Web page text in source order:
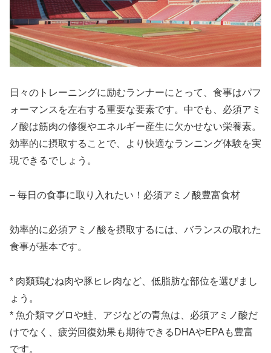
日々のトレーニングに励むランナーにとって、食事はパフ
ォーマンスを左右する重要な要素です。中でも、 必須アミ
ノ酸は筋肉の修復やエネルギー産生に欠かせない栄養素。
効率的に摂取することで、より快適なランニング体験を実
現できるでしょう。
– 毎日の食事に取り入れたい！必須アミノ酸豊富食材
効率的に必須アミノ酸を摂取するには、バランスの取れた
食事が基本です。
* 肉類鶏むね肉や豚ヒレ肉など、低脂肪な部位を選びまし
ょう。
* 魚介類マグロや鮭、アジなどの青魚は、必須アミノ酸だ
けでなく、疲労回復効果も期待できるDHAやEPAも豊富
です。